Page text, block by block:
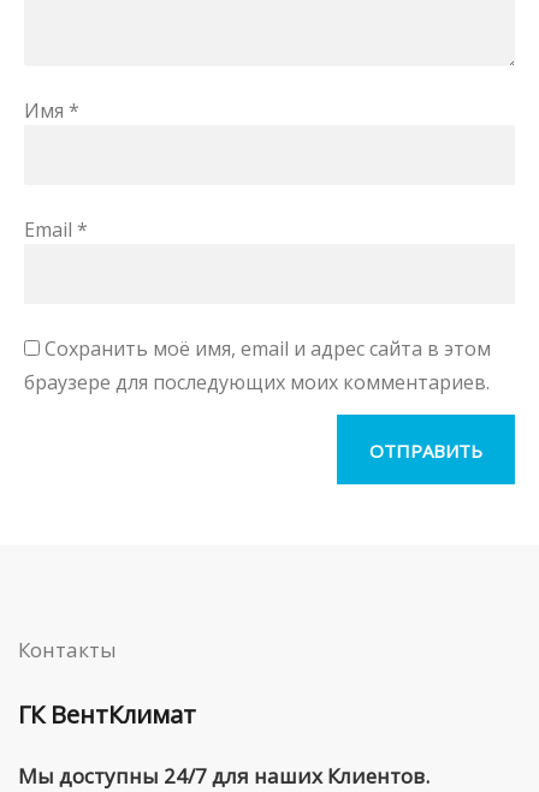
Имя *
Email *
Сохранить моё имя, email и адрес сайта в этом
браузере для последующих моих комментариев.
Контакты
ГК ВентКлимат
Мы доступны 24/7 для наших Клиентов.